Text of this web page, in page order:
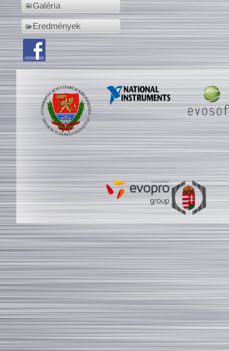
Galéria
Eredmények